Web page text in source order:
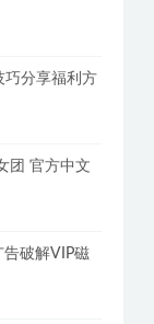
巧分享福利方
团 官方中文
告破解VIP磁